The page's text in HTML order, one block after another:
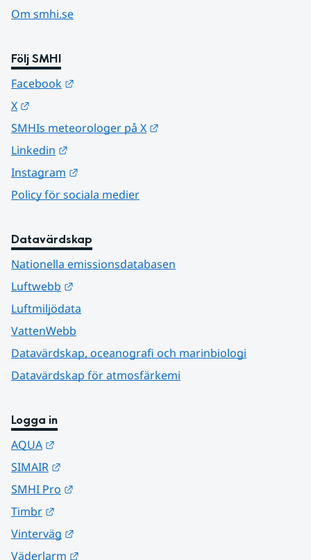
Om smhi.se
Följ SMHI
Facebook
X
SMHIs meteorologer på X
Linkedin
Instagram
Policy för sociala medier
Datavärdskap
Nationella emissionsdatabasen
Luftwebb
Luftmiljödata
VattenWebb
Datavärdskap, oceanografi och marinbiologi
Datavärdskap för atmosfärkemi
Logga in
AQUA
SIMAIR
SMHI Pro
Timbr
Vinterväg
Väderlarm